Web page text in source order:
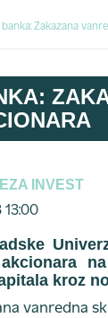
Zakazana
INVEST
13:00
kroz